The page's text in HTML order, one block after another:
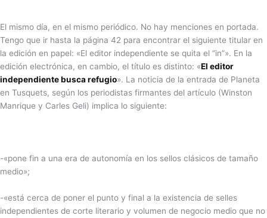
El mismo día, en el mismo periódico. No hay menciones en portada.
Tengo que ir hasta la página 42 para encontrar el siguiente titular en
la edición en papel: «El editor independiente se quita el “in”». En la
edición electrónica, en cambio, el título es distinto: «El editor
independiente busca refugio». La noticia de la entrada de Planeta
en Tusquets, según los periodistas firmantes del artículo (Winston
Manrique y Carles Geli) implica lo siguiente:
-«pone fin a una era de autonomía en los sellos clásicos de tamaño
medio»;
-«está cerca de poner el punto y final a la existencia de selles
independientes de corte literario y volumen de negocio medio que no